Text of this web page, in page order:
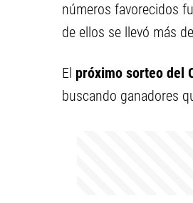
números favorecidos
de ellos se llevó más
El próximo sorteo del
buscando ganadores